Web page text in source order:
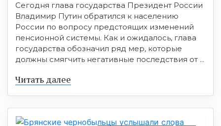
Сегодня глава государства Президент России
Владимир Путин обратился к населению
России по вопросу предстоящих изменений
пенсионной системы. Как и ожидалось, глава
государства обозначил ряд мер, которые
должны смягчить негативные последствия от ...
Читать далее